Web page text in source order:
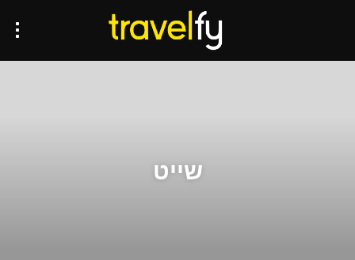
שייט